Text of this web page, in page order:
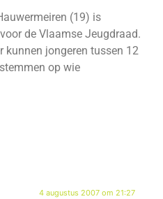
(19) is
de Vlaamse Jeugdraad.
kunnen jongeren tussen 12
op wie
4 augustus 2007 om 21:27